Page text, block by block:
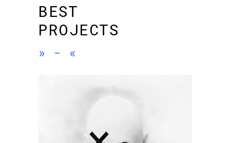
BEST
PROJECTS
» - «